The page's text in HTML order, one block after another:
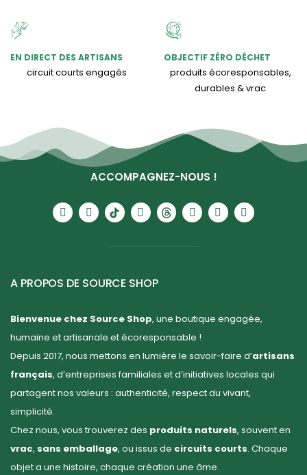
EN DIRECT DES ARTISANS
circuit courts engagés
OBJECTIF ZÉRO DÉCHET
produits écoresponsables,
durables & vrac
ACCOMPAGNEZ-NOUS !
A PROPOS DE SOURCE SHOP
Bienvenue chez Source Shop, une boutique engagée,
humaine et artisanale et écoresponsable !
Depuis 2017, nous mettons en lumière le savoir-faire d’artisans
français, d’entreprises familiales et d’initiatives locales qui
partagent nos valeurs : authenticité, respect du vivant,
simplicité.
Chez nous, vous trouverez des produits naturels, souvent en
vrac, sans emballage, ou issus de circuits courts. Chaque
objet a une histoire, chaque création une âme.